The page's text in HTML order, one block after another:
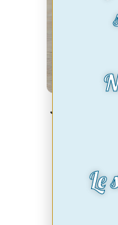
Joint spi
15,80
Le